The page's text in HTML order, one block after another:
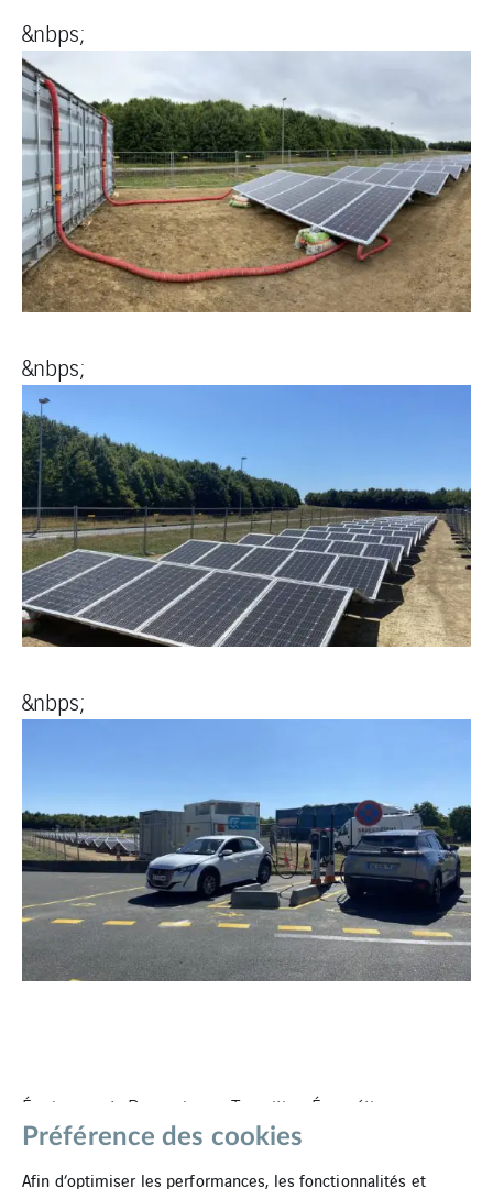
&nbps;
&nbps;
&nbps;
Équipements Dynamiques, Transition Énergétique
Préférence des cookies
Afin d’optimiser les performances, les fonctionnalités et